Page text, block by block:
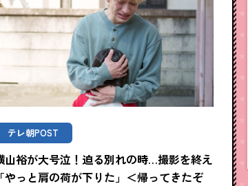
テレ朝POST
山裕が大号泣！迫る別れの時…撮影を終え
「やっと肩の荷が下りた」＜帰ってきたぞ